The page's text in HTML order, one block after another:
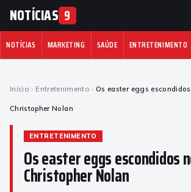
NOTÍCIAS 9
NOTÍCIAS MARKETING SAÚDE ENTRETENIMENTO
Início › Entretenimento › Os easter eggs
Christopher Nolan
ENTRETENIMENTO
Os easter eggs escondidos
Christopher Nolan